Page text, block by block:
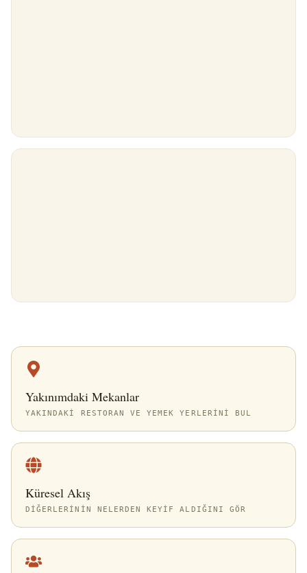
Yakınımdaki Mekanlar
YAKINDAKI RESTORAN VE YEMEK YERLERINI BUL
Küresel Akış
DIĞERLERININ NELERDEN KEYIF ALDIĞINI GÖR